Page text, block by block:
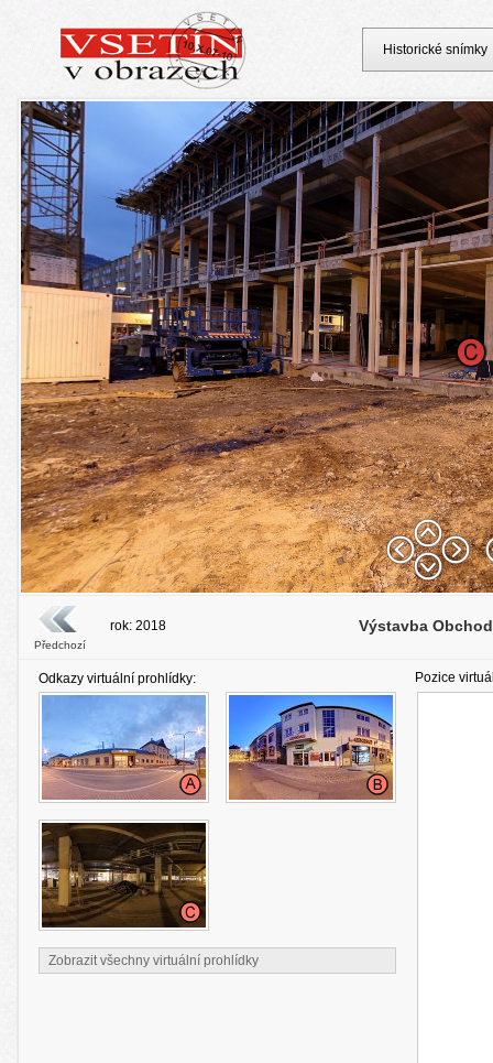
Předchozí
rok: 2018 Výstavba
Odkazy virtuální prohlídky: Pozice
Zobrazit všechny virtuální prohlídky
Historické snímky